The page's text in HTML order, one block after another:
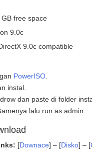
free space
9.0c
9.0c compatible
PowerISO
instal.
dan paste di folder
lalu run as admin.
[Downace] – [Disko] – [